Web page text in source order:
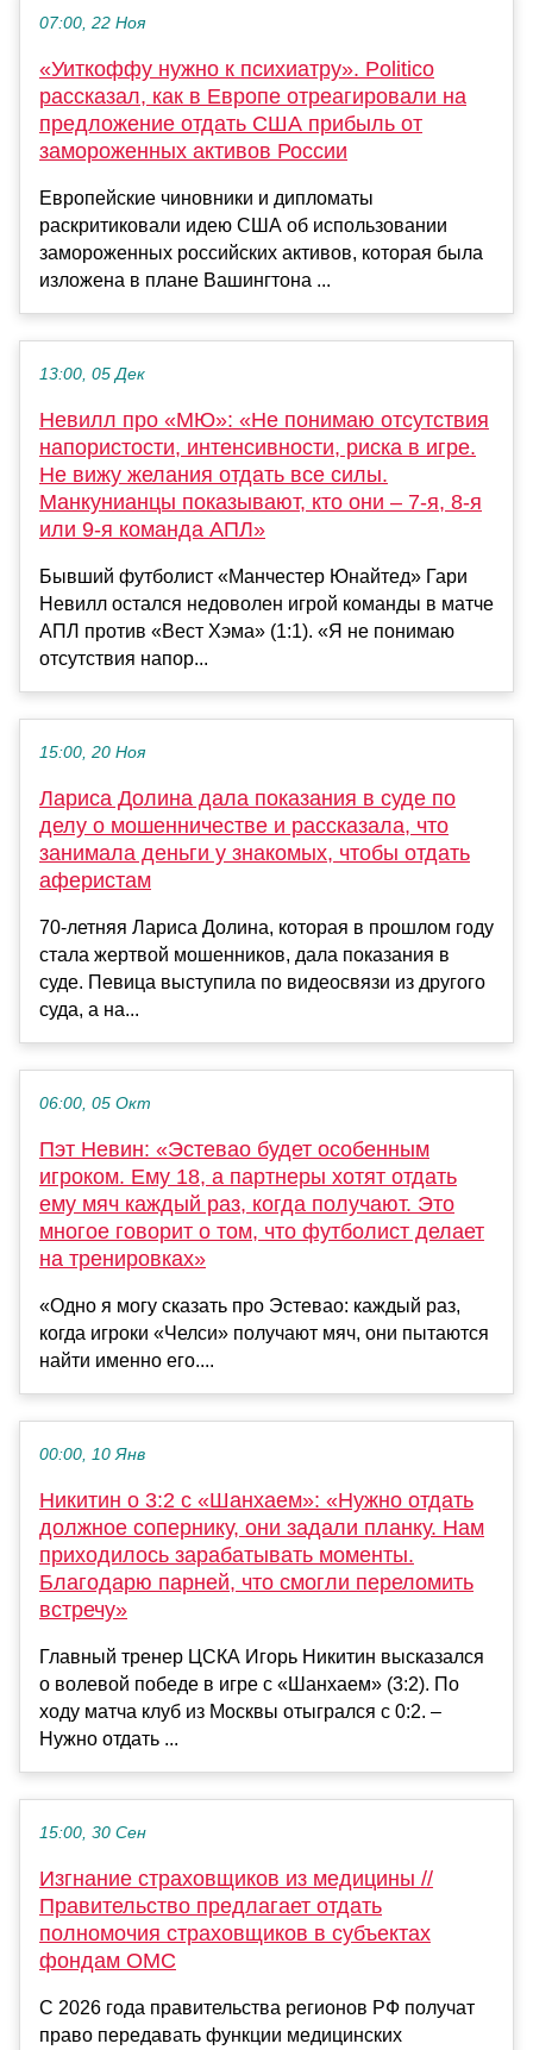
07:00, 22 Ноя
«Уиткоффу нужно к психиатру». Politico
рассказал, как в Европе отреагировали на
предложение отдать США прибыль от
замороженных активов России
Европейские чиновники и дипломаты
раскритиковали идею США об использовании
замороженных российских активов, которая была
изложена в плане Вашингтона ...
13:00, 05 Дек
Невилл про «МЮ»: «Не понимаю отсутствия
напористости, интенсивности, риска в игре.
Не вижу желания отдать все силы.
Манкунианцы показывают, кто они – 7-я, 8-я
или 9-я команда АПЛ»
Бывший футболист «Манчестер Юнайтед» Гари
Невилл остался недоволен игрой команды в матче
АПЛ против «Вест Хэма» (1:1). «Я не понимаю
отсутствия напор...
15:00, 20 Ноя
Лариса Долина дала показания в суде по
делу о мошенничестве и рассказала, что
занимала деньги у знакомых, чтобы отдать
аферистам
70-летняя Лариса Долина, которая в прошлом году
стала жертвой мошенников, дала показания в
суде. Певица выступила по видеосвязи из другого
суда, а на...
06:00, 05 Окт
Пэт Невин: «Эстевао будет особенным
игроком. Ему 18, а партнеры хотят отдать
ему мяч каждый раз, когда получают. Это
многое говорит о том, что футболист делает
на тренировках»
«Одно я могу сказать про Эстевао: каждый раз,
когда игроки «Челси» получают мяч, они пытаются
найти именно его....
00:00, 10 Янв
Никитин о 3:2 с «Шанхаем»: «Нужно отдать
должное сопернику, они задали планку. Нам
приходилось зарабатывать моменты.
Благодарю парней, что смогли переломить
встречу»
Главный тренер ЦСКА Игорь Никитин высказался
о волевой победе в игре с «Шанхаем» (3:2). По
ходу матча клуб из Москвы отыгрался с 0:2. –
Нужно отдать ...
15:00, 30 Сен
Изгнание страховщиков из медицины //
Правительство предлагает отдать
полномочия страховщиков в субъектах
фондам ОМС
С 2026 года правительства регионов РФ получат
право передавать функции медицинских